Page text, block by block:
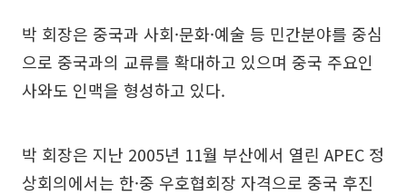
박 회장은 중국과 사회·문화·예술 등 민간분야를 중심
으로 중국과의 교류를 확대하고 있으며 중국 주요인
사와도 인맥을 형성하고 있다.
박 회장은 지난 2005년 11월 부산에서 열린 APEC 정
상회의에서는 한·중 우호협회장 자격으로 중국 후진